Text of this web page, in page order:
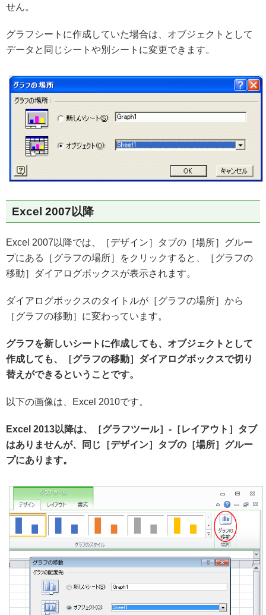
せん。
グラフシートに作成していた場合は、オブジェクトとして
データと同じシートや別シートに変更できます。
Excel 2007以降
Excel 2007以降では、［デザイン］タブの［場所］グルー
プにある［グラフの場所］をクリックすると、［グラフの
移動］ダイアログボックスが表示されます。
ダイアログボックスのタイトルが［グラフの場所］から
［グラフの移動］に変わっています。
グラフを新しいシートに作成しても、オブジェクトとして
作成しても、［グラフの移動］ダイアログボックスで切り
替えができるということです。
以下の画像は、Excel 2010です。
Excel 2013以降は、［グラフツール］-［レイアウト］タブ
はありませんが、同じ［デザイン］タブの［場所］グルー
プにあります。